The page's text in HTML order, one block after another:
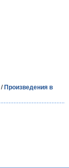
/ Произведения в